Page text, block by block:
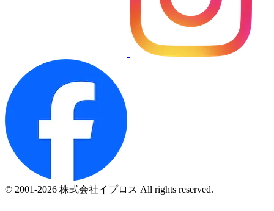
© 2001-2026 株式会社イプロス All rights reserved.